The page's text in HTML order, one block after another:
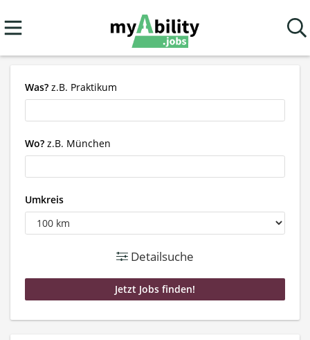
Was? z.B. Praktikum
Wo? z.B. München
Umkreis
Detailsuche